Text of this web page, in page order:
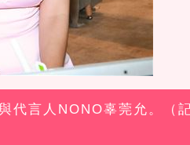
代言人NONO辜莞允。（